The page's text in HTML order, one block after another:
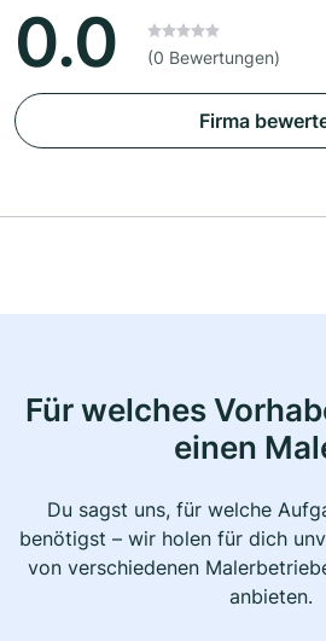
0.0 (0 Bewertungen)
Firma
Für welches
einen
Du sagst uns, für welche
benötigst – wir holen für dich
von verschiedenen
anbieten.